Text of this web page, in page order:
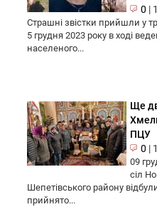
0 |
Страшні звістки прийшли у
5 грудня 2023 року в ході
населеного...
Ще
ПЦУ
0 |
09
сіл
Шепетівського району
прийнято...